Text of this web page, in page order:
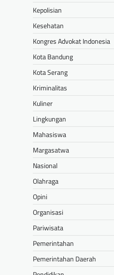
Kepolisian
Kesehatan
Kongres Advokat Indonesia
Kota Bandung
Kota Serang
Kriminalitas
Kuliner
Lingkungan
Mahasiswa
Margasatwa
Nasional
Olahraga
Opini
Organisasi
Pariwisata
Pemerintahan
Pemerintahan Daerah